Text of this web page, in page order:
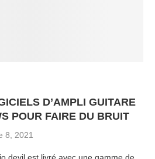
D’AMPLI GUITARE
POUR FAIRE DU BRUIT
8, 2021